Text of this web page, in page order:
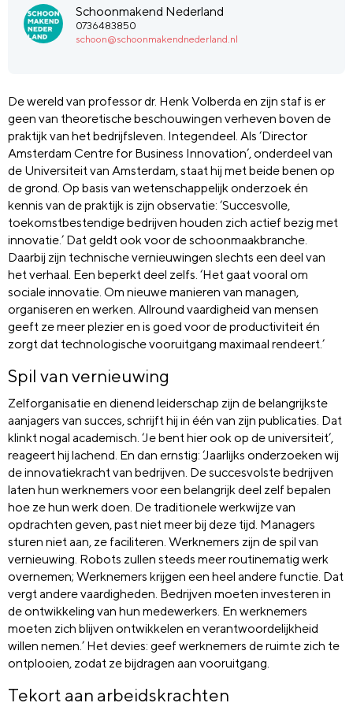
Schoonmakend Nederland
0736483850
schoon@schoonmakendnederland.nl
De wereld van professor dr. Henk Volberda en zijn staf is er
geen van theoretische beschouwingen verheven boven de
praktijk van het bedrijfsleven. Integendeel. Als ‘Director
Amsterdam Centre for Business Innovation’, onderdeel van
de Universiteit van Amsterdam, staat hij met beide benen op
de grond. Op basis van wetenschappelijk onderzoek én
kennis van de praktijk is zijn observatie: ‘Succesvolle,
toekomstbestendige bedrijven houden zich actief bezig met
innovatie.’ Dat geldt ook voor de schoonmaakbranche.
Daarbij zijn technische vernieuwingen slechts een deel van
het verhaal. Een beperkt deel zelfs. ‘Het gaat vooral om
sociale innovatie. Om nieuwe manieren van managen,
organiseren en werken. Allround vaardigheid van mensen
geeft ze meer plezier en is goed voor de productiviteit én
zorgt dat technologische vooruitgang maximaal rendeert.’
Spil van vernieuwing
Zelforganisatie en dienend leiderschap zijn de belangrijkste
aanjagers van succes, schrijft hij in één van zijn publicaties. Dat
klinkt nogal academisch. ‘Je bent hier ook op de universiteit’,
reageert hij lachend. En dan ernstig: ‘Jaarlijks onderzoeken wij
de innovatiekracht van bedrijven. De succesvolste bedrijven
laten hun werknemers voor een belangrijk deel zelf bepalen
hoe ze hun werk doen. De traditionele werkwijze van
opdrachten geven, past niet meer bij deze tijd. Managers
sturen niet aan, ze faciliteren. Werknemers zijn de spil van
vernieuwing. Robots zullen steeds meer routinematig werk
overnemen; Werknemers krijgen een heel andere functie. Dat
vergt andere vaardigheden. Bedrijven moeten investeren in
de ontwikkeling van hun medewerkers. En werknemers
moeten zich blijven ontwikkelen en verantwoordelijkheid
willen nemen.’ Het devies: geef werknemers de ruimte zich te
ontplooien, zodat ze bijdragen aan vooruitgang.
Tekort aan arbeidskrachten